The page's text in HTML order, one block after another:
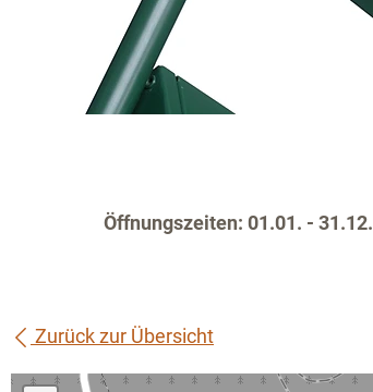
Öffnungszeiten: 01.01. - 31.12.
Zurück zur Übersicht